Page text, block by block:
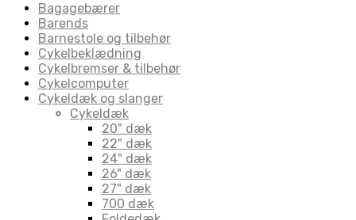
Bagagebærer
Barends
Barnestole og tilbehør
Cykelbeklædning
Cykelbremser & tilbehør
Cykelcomputer
Cykeldæk og slanger
Cykeldæk
20" dæk
22" dæk
24" dæk
26" dæk
27" dæk
700 dæk